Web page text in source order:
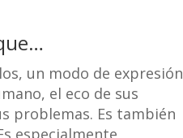
un modo de expresión
el eco de sus
problemas. Es también
especialmente